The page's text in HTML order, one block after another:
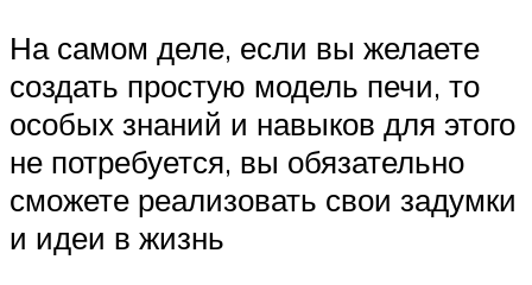
На самом деле, если вы желаете
создать простую модель печи, то
особых знаний и навыков для этого
не потребуется, вы обязательно
сможете реализовать свои задумки
и идеи в жизнь